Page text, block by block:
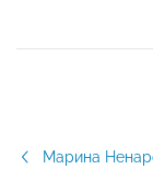
Марина